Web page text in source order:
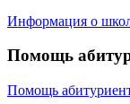
Информация о
Помощь
Помощь